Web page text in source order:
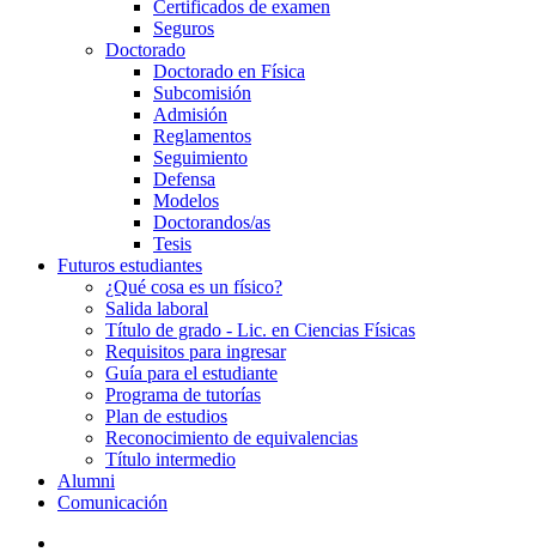
Certificados de examen
Seguros
Doctorado
Doctorado en Física
Subcomisión
Admisión
Reglamentos
Seguimiento
Defensa
Modelos
Doctorandos/as
Tesis
Futuros estudiantes
¿Qué cosa es un físico?
Salida laboral
Título de grado - Lic. en Ciencias Físicas
Requisitos para ingresar
Guía para el estudiante
Programa de tutorías
Plan de estudios
Reconocimiento de equivalencias
Título intermedio
Alumni
Comunicación